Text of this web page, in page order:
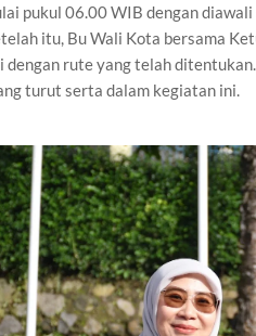
pukul 06.00 WIB dengan
itu, Bu Wali Kota bersama
dengan rute yang telah
turut serta dalam kegiatan ini.